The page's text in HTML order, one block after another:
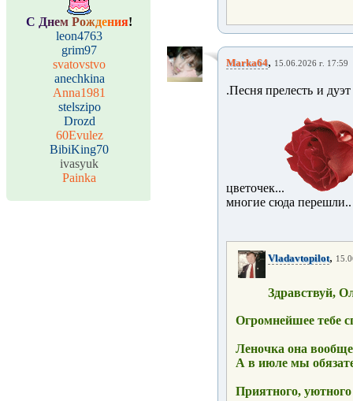
С Днем Рождения!
leon4763
grim97
svatovstvo
anechkina
Anna1981
stelszipo
Drozd
60Evulez
BibiKing70
ivasyuk
Painka
Marka64, 15.06.2026 г. 17:59
.Песня прелесть и
цветочек...
многие сюда перешли..
Vladavtopilot,
Здравствуй,
Огромнейшее тебе
Леночка она
А в июле мы
Приятного,